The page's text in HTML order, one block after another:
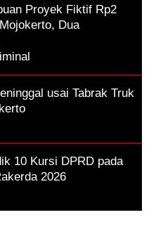
Proyek Fiktif Rp2
Dua
usai Tabrak Truk
10 Kursi DPRD pada
2026